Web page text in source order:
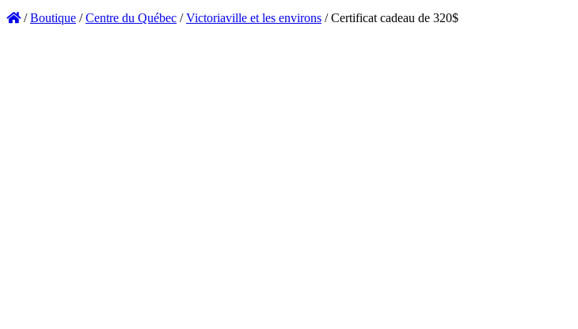
/Boutique /Centre du Québec /Victoriaville et les environs /Certificat cadeau de 320$